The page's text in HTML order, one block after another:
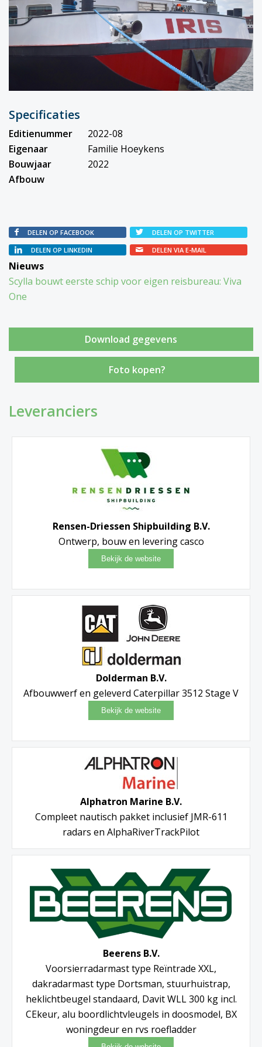
Specificaties
Editienummer
2022-08
Eigenaar
Familie Hoeykens
Bouwjaar
2022
Afbouw
DELEN OP FACEBOOK
DELEN OP TWITTER
DELEN OP LINKEDIN
DELEN VIA E-MAIL
Nieuws
Scylla bouwt eerste schip voor eigen reisbureau: Viva
One
Foto kopen?
Leveranciers
Rensen-Driessen Shipbuilding B.V.
Ontwerp, bouw en levering casco
Dolderman B.V.
Afbouwwerf en geleverd Caterpillar 3512 Stage V
Alphatron Marine B.V.
Compleet nautisch pakket inclusief JMR-611
radars en AlphaRiverTrackPilot
Beerens B.V.
Voorsierradarmast type Reïntrade XXL,
dakradarmast type Dortsman, stuurhuistrap,
heklichtbeugel standaard, Davit WLL 300 kg incl.
CEkeur, alu boordlichtvleugels in doosmodel, BX
woningdeur en rvs roefladder